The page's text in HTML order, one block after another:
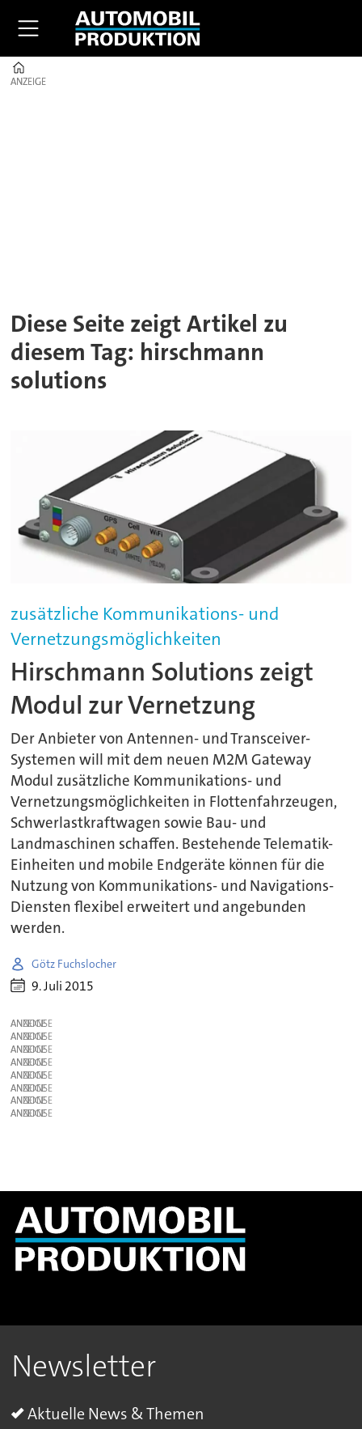
ANZEIGE
ANZEIGE
Diese Seite zeigt Artikel zu
diesem Tag: hirschmann
solutions
zusätzliche Kommunikations- und
Vernetzungsmöglichkeiten
Hirschmann Solutions zeigt
Modul zur Vernetzung
Der Anbieter von Antennen- und Transceiver-
Systemen will mit dem neuen M2M Gateway
Modul zusätzliche Kommunikations- und
Vernetzungsmöglichkeiten in Flottenfahrzeugen,
Schwerlastkraftwagen sowie Bau- und
Landmaschinen schaffen. Bestehende Telematik-
Einheiten und mobile Endgeräte können für die
Nutzung von Kommunikations- und Navigations-
Diensten flexibel erweitert und angebunden
werden.
Götz Fuchslocher
9. Juli 2015
ANZEIGE
ANZEIGE
ANZEIGE
ANZEIGE
ANZEIGE
ANZEIGE
ANZEIGE
ANZEIGE
Newsletter
Aktuelle News & Themen